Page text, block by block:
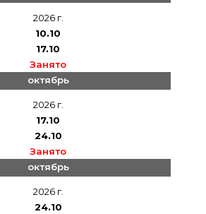
2026 г.
10.10
17.10
Занято
октябрь
2026 г.
17.10
24.10
Занято
октябрь
2026 г.
24.10